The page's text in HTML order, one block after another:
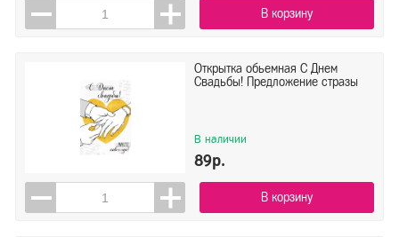
В корзину
Открытка обьемная С Днем
Свадьбы! Предложение стразы
В наличии
89р.
В корзину